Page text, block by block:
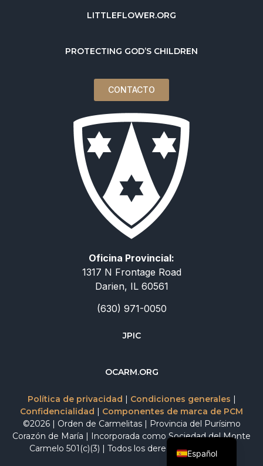
LITTLEFLOWER.ORG
PROTECTING GOD’S CHILDREN
CONTACTO
Oficina Provincial:
1317 N Frontage Road
Darien, IL 60561
(630) 971-0050
JPIC
OCARM.ORG
Política de privacidad | Condiciones generales |
Confidencialidad | Componentes de marca de PCM
©2026 | Orden de Carmelitas | Provincia del Purísimo
Corazón de María | Incorporada como Sociedad del Monte
Carmelo 501(c)(3) | Todos los derechos reservados.
Español
English
Italiano
Русский